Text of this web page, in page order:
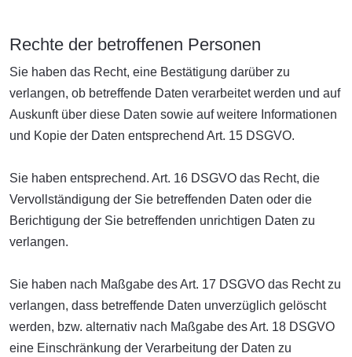
Rechte der betroffenen Personen
Sie haben das Recht, eine Bestätigung darüber zu
verlangen, ob betreffende Daten verarbeitet werden und auf
Auskunft über diese Daten sowie auf weitere Informationen
und Kopie der Daten entsprechend Art. 15 DSGVO.
Sie haben entsprechend. Art. 16 DSGVO das Recht, die
Vervollständigung der Sie betreffenden Daten oder die
Berichtigung der Sie betreffenden unrichtigen Daten zu
verlangen.
Sie haben nach Maßgabe des Art. 17 DSGVO das Recht zu
verlangen, dass betreffende Daten unverzüglich gelöscht
werden, bzw. alternativ nach Maßgabe des Art. 18 DSGVO
eine Einschränkung der Verarbeitung der Daten zu